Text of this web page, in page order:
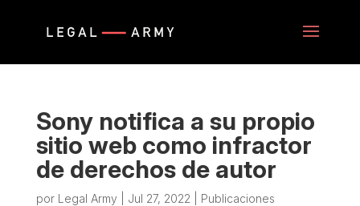
Sony notifica a su propio
sitio web como infractor
de derechos de autor
por Legal Army Jul 27, 2022 Publicaciones